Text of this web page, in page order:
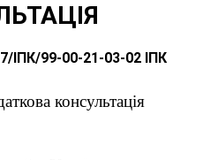
ІПК/99-00-21-03-02 ІПК
консультація